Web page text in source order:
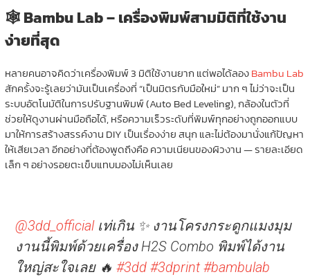
🕸️ Bambu Lab – เครื่องพิมพ์สามมิติที่ใช้งาน
ง่ายที่สุด
หลายคนอาจคิดว่าเครื่องพิมพ์ 3 มิติใช้งานยาก แต่พอได้ลองBambu Lab
สักครั้งจะรู้เลยว่ามันเป็นเครื่องที่ “เป็นมิตรกับมือใหม่” มาก ๆ ไม่ว่าจะเป็น
ระบบอัตโนมัติในการปรับฐานพิมพ์ (Auto Bed Leveling), กล้องในตัวที่
ช่วยให้ดูงานผ่านมือถือได้, หรือความเร็วระดับที่พิมพ์ทุกอย่างถูกออกแบบ
มาให้การสร้างสรรค์งาน DIY เป็นเรื่องง่าย สนุก และไม่ต้องมานั่งแก้ปัญหา
ให้เสียเวลา อีกอย่างที่ต้องพูดถึงคือ ความเนียนของผิวงาน — รายละเอียด
เล็ก ๆ อย่างรอยตะเข็บแทบมองไม่เห็นเลย
@3dd_officialเท่เกิน ✨ งานโครงกระดูกแมงมุม
งานนี้พิมพ์ด้วยเครื่อง H2S Combo พิมพ์ได้งาน
ใหญ่สะใจเลย 🔥 #3dd #3dprint #bambulab